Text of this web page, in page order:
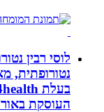
לוסי רבין
נטורופתית,
העוסקת באורח